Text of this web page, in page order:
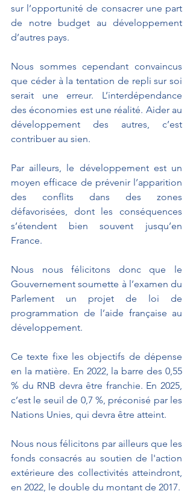
sur l’opportunité de consacrer une part
de notre budget au développement
d’autres pays.
Nous sommes cependant convaincus
que céder à la tentation de repli sur soi
serait une erreur. L’interdépendance
des économies est une réalité. Aider au
développement des autres, c’est
contribuer au sien.
Par ailleurs, le développement est un
moyen efficace de prévenir l’apparition
des conflits dans des zones
défavorisées, dont les conséquences
s’étendent bien souvent jusqu’en
France.
Nous nous félicitons donc que le
Gouvernement soumette à l’examen du
Parlement un projet de loi de
programmation de l’aide française au
développement.
Ce texte fixe les objectifs de dépense
en la matière. En 2022, la barre des 0,55
% du RNB devra être franchie. En 2025,
c’est le seuil de 0,7 %, préconisé par les
Nations Unies, qui devra être atteint.
Nous nous félicitons par ailleurs que les
fonds consacrés au soutien de l'action
extérieure des collectivités atteindront,
en 2022, le double du montant de 2017.